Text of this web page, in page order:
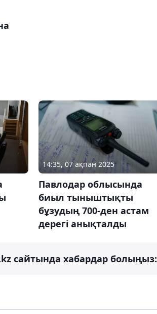
14:35, 07 ақпан 2025
Павлодар облысында
биыл тыныштықты
бұзудың 700-ден астам
дерегі анықталды
сайтында хабардар болыңыз: